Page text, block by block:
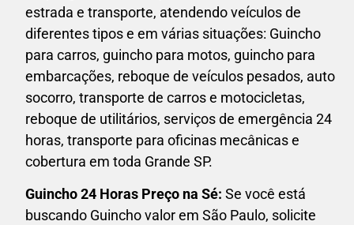
estrada e transporte, atendendo veículos de
diferentes tipos e em várias situações: Guincho
para carros, guincho para motos, guincho para
embarcações, reboque de veículos pesados, auto
socorro, transporte de carros e motocicletas,
reboque de utilitários, serviços de emergência 24
horas, transporte para oficinas mecânicas e
cobertura em toda Grande SP.
Guincho 24 Horas Preço na Sé: Se você está
buscando Guincho valor em São Paulo, solicite